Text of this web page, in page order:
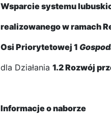
Wsparcie systemu
realizowanego w ramach
Osi Priorytetowej 1
dla Działania 1.2 Rozwój
Informacje o naborze